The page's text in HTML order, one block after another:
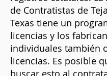
de Contratistas de
Texas tiene un
licencias y los
individuales también
licencias. Es posible
buscar esto al